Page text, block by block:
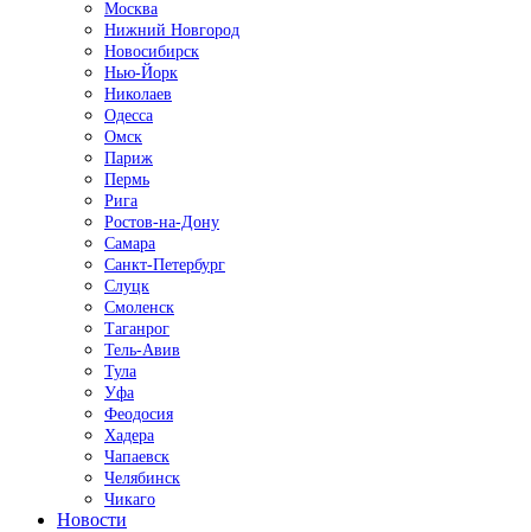
Москва
Нижний Новгород
Новосибирск
Нью-Йорк
Николаев
Одесса
Омск
Париж
Пермь
Рига
Ростов-на-Дону
Самара
Санкт-Петербург
Слуцк
Смоленск
Таганрог
Тель-Авив
Тула
Уфа
Феодосия
Хадера
Чапаевск
Челябинск
Чикаго
Новости